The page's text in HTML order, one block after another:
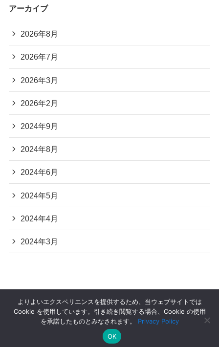
アーカイブ
2026年8月
2026年7月
2026年3月
2026年2月
2024年9月
2024年8月
2024年6月
2024年5月
2024年4月
2024年3月
運営者情報 プライバシーポリシー お問い合わせ
恋愛カノン.
よりよいエクスペリエンスを提供するため、当ウェブサイトでは
Cookie を使用しています。引き続き閲覧する場合、Cookie の使用
を承諾したものとみなされます。 Privacy Policy
OK